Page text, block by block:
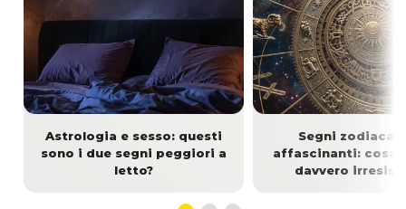
Astrologia e sesso: questi
sono i due segni peggiori a
letto?
Segni zodiacali
affascinanti: cosa
davvero